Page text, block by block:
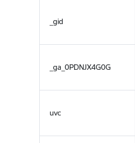
_gid
_ga_0PDNJX4G0G
uvc